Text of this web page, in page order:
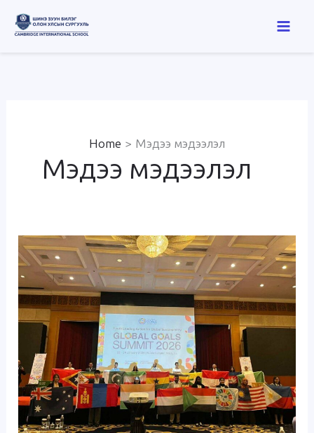
Home Мэдээ мэдээлэл
Мэдээ мэдээлэл
Global
Goals
Youth
Summit
2026